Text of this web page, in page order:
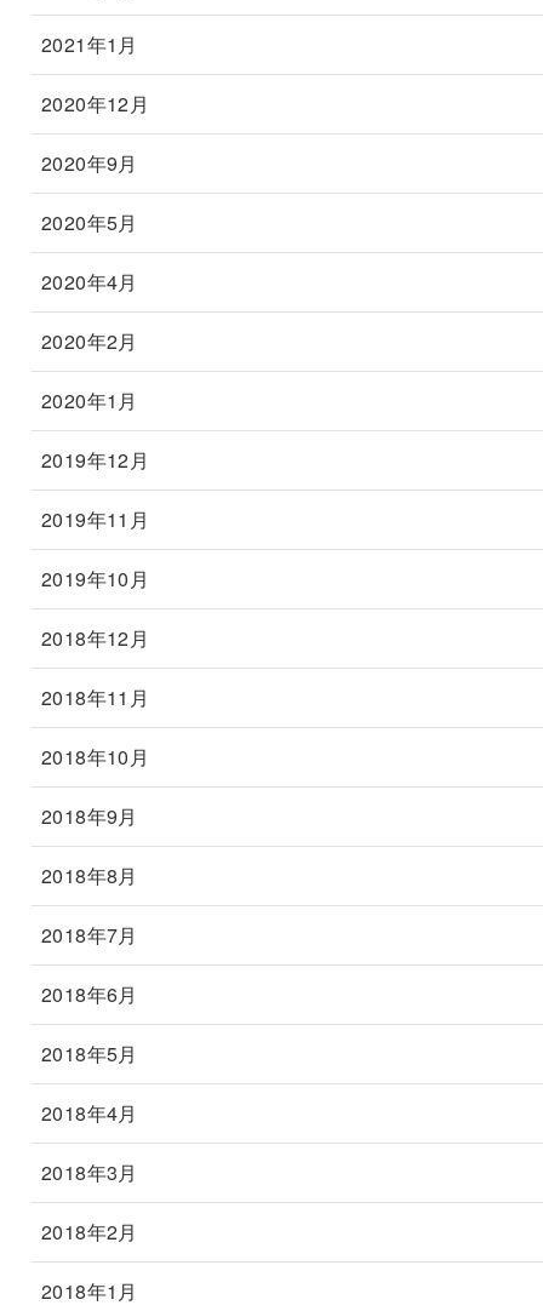
2021年1月
2020年12月
2020年9月
2020年5月
2020年4月
2020年2月
2020年1月
2019年12月
2019年11月
2019年10月
2018年12月
2018年11月
2018年10月
2018年9月
2018年8月
2018年7月
2018年6月
2018年5月
2018年4月
2018年3月
2018年2月
2018年1月